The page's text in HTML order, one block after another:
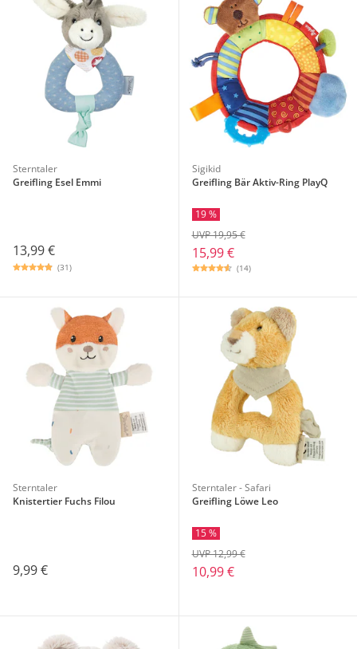
Sterntaler
Greifling Esel Emmi
13,99 €
(31)
Sigikid
Greifling Bär Aktiv-Ring PlayQ
19 %
15,99 €
UVP 19,95 €
(14)
Sterntaler
Knistertier Fuchs Filou
9,99 €
Sterntaler - Safari
Greifling Löwe Leo
15 %
10,99 €
UVP 12,99 €